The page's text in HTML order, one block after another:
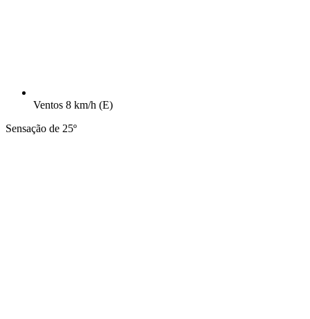
Ventos 8 km/h (E)
Sensação de 25º